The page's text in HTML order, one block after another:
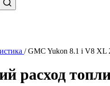
/ GMC Yukon 8.1 i V8 XL
расход